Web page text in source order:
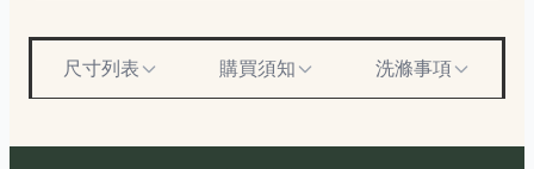
尺寸列表 購買須知 洗滌事項